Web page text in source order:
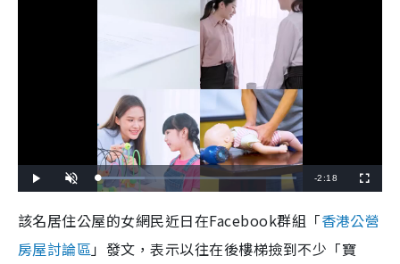
l
n
t
e
L
o
e
d
2
3
R
a
-2:18
u
s
c
e
e
該名居住公屋的女網民近日在Facebook群組「香港公營
房屋討論區」發文，表示以往在後樓梯撿到不少「寶